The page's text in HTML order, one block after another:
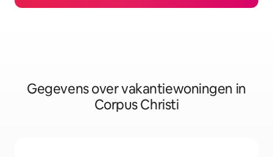
Gegevens over vakantiewoningen in
Corpus Christi